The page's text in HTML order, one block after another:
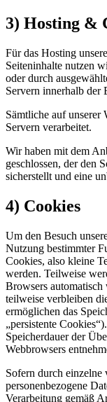
3) Hosting &
Für das Hosting
Seiteninhalte nutzen
oder durch
Servern innerhalb der
Sämtliche auf unserer
Servern verarbeitet.
Wir haben mit dem
geschlossen, der den
sicherstellt und eine
4) Cookies
Um den Besuch
Nutzung bestimmter
Cookies, also kleine
werden. Teilweise
Browsers automatisch
teilweise verbleiben
ermöglichen das
„persistente
Speicherdauer der
Webbrowsers
Sofern durch einzelne
personenbezogene
Verarbeitung gemäß